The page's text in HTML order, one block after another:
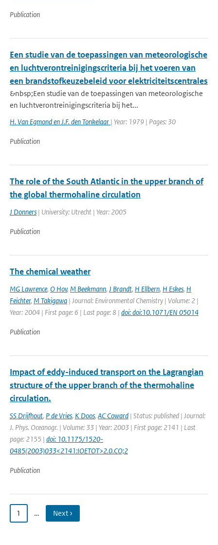
Publication
Een studie van de toepassingen van meteorologische
en luchtverontreinigingscriteria bij het voeren van
een brandstofkeuzebeleid voor elektriciteitscentrales
&nbsp;Een studie van de toepassingen van meteorologische
en luchtverontreinigingscriteria bij het...
H. Van Egmond en J.F. den Tonkelaar | Year: 1979 | Pages: 30
Publication
The role of the South Atlantic in the upper branch of
the global thermohaline circulation
J Donners | University: Utrecht | Year: 2005
Publication
The chemical weather
MG Lawrence, O Hov, M Beekmann, J Brandt, H Ellbern, H Eskes, H
Feichter, M Takigawa | Journal: Environmental Chemistry | Volume: 2 |
Year: 2004 | First page: 6 | Last page: 8 | doi: doi:10.1071/EN 05014
Publication
Impact of eddy-induced transport on the Lagrangian
structure of the upper branch of the thermohaline
circulation.
SS Drijfhout, P de Vries, K Doos, AC Coward | Status: published | Journal:
J. Phys. Oceanogr. | Volume: 33 | Year: 2003 | First page: 2141 | Last
page: 2155 | doi: 10.1175/1520-
0485(2003)033<2141:IOETOT>2.0.CO;2
Publication
1 … Next ›